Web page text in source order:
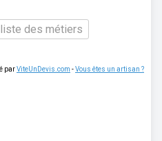
des métiers
parViteUnDevis.com -Vous êtes un artisan ?